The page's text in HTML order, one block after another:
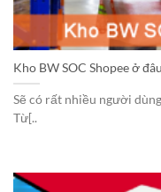
Kho BW SOC Shopee ở
Sẽ có rất nhiều người
Từ[..